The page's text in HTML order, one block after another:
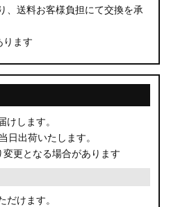
、送料お客様負担にて交換を承
ります
けします。
日出荷いたします。
更となる場合があります
けます。